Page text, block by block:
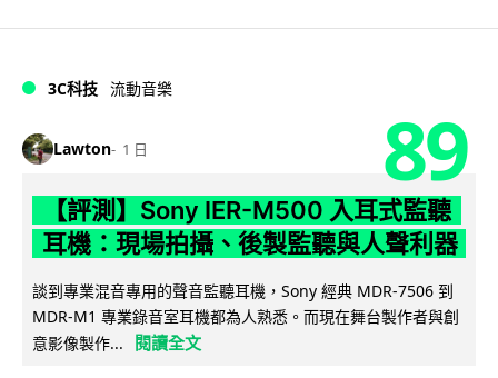
3C科技 流動音樂
Lawton 1 日 89
【評測】Sony IER-M500 入耳式監聽
耳機：現場拍攝、後製監聽與人聲利器
談到專業混音專用的聲音監聽耳機，Sony 經典 MDR-7506 到
MDR-M1 專業錄音室耳機都為人熟悉。而現在舞台製作者與創
意影像製作...
閱讀全文